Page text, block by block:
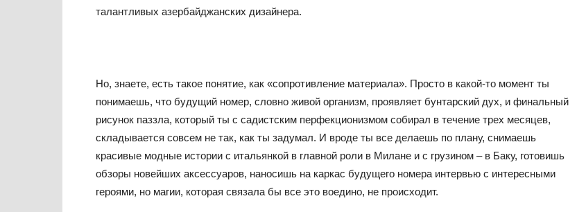
талантливых азербайджанских дизайнера.
Но, знаете, есть такое понятие, как «сопротивление материала». Просто в какой-то момент ты
понимаешь, что будущий номер, словно живой организм, проявляет бунтарский дух, и финальный
рисунок паззла, который ты с садистским перфекционизмом собирал в течение трех месяцев,
складывается совсем не так, как ты задумал. И вроде ты все делаешь по плану, снимаешь
красивые модные истории с итальянкой в главной роли в Милане и с грузином – в Баку, готовишь
обзоры новейших аксессуаров, наносишь на каркас будущего номера интервью с интересными
героями, но магии, которая связала бы все это воедино, не происходит.